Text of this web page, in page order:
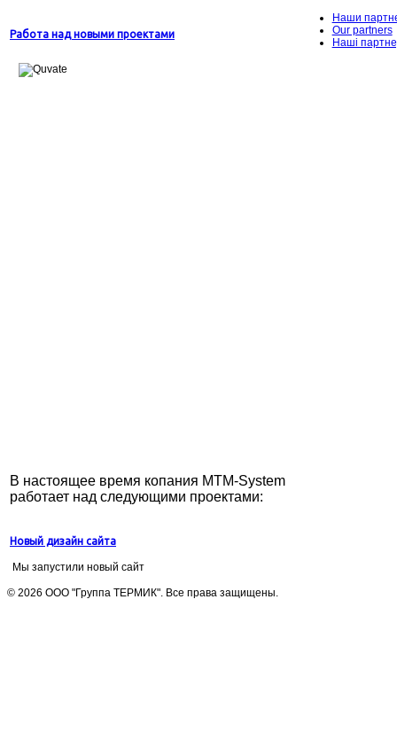
Работа над новыми проектами
В настоящее время копания MTM-System
работает над следующими проектами:
Новый дизайн сайта
Мы запустили новый сайт
Наши
Our partners
Наші
© 2026 ООО "Группа ТЕРМИК". Все права защищены.